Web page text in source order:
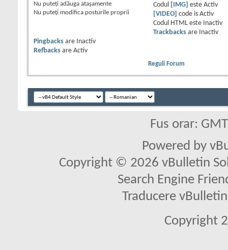
Nu puteţi adăuga ataşamente
Nu puteţi modifica posturile proprii
Codul
[IMG] este Activ
[VIDEO]
code is Activ
Codul HTML este
Inactiv
Trackbacksare
Inactiv
Pingbacks are
Inactiv
Refbacks are Activ
Reguli Forum
Fus orar:
Powered by
Copyright © 2026 vBulletin
Search Engine
Traducere
Copyright